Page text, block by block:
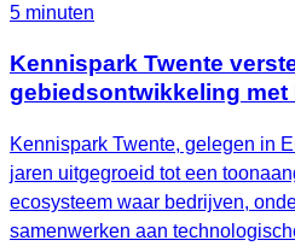
5 minuten
Kennispark Twente
gebiedsontwikkeling met
Kennispark Twente, gelegen in
jaren uitgegroeid tot een
ecosysteem waar bedrijven,
samenwerken aan